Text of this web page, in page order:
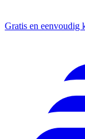
Gratis en eenvoudig